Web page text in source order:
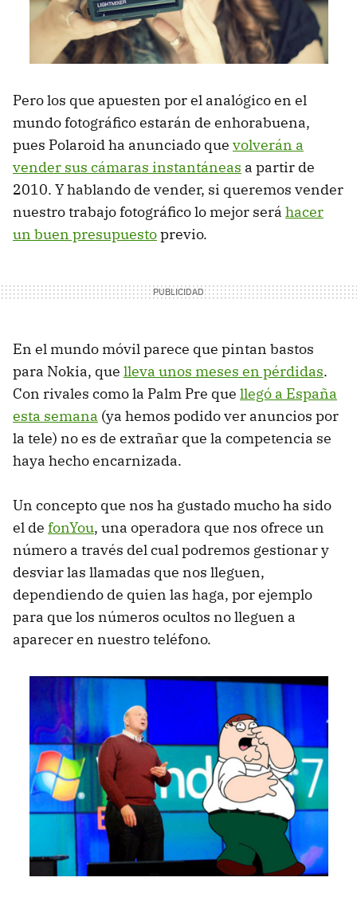
Pero los que apuesten por el analógico en el
mundo fotográfico estarán de enhorabuena,
pues Polaroid ha anunciado que volverán a
vender sus cámaras instantáneas a partir de
2010. Y hablando de vender, si queremos vender
nuestro trabajo fotográfico lo mejor será hacer
un buen presupuestoprevio.
En el mundo móvil parece que pintan bastos
para Nokia, que lleva unos meses en pérdidas.
Con rivales como la Palm Pre que llegó a España
esta semana (ya hemos podido ver anuncios por
la tele) no es de extrañar que la competencia se
haya hecho encarnizada.
Un concepto que nos ha gustado mucho ha sido
el de fonYou, una operadora que nos ofrece un
número a través del cual podremos gestionar y
desviar las llamadas que nos lleguen,
dependiendo de quien las haga, por ejemplo
para que los números ocultos no lleguen a
aparecer en nuestro teléfono.